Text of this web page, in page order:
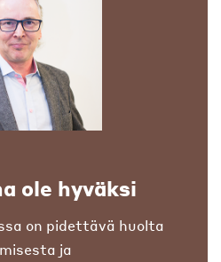
ole hyväksi
on pidettävä huolta
ja